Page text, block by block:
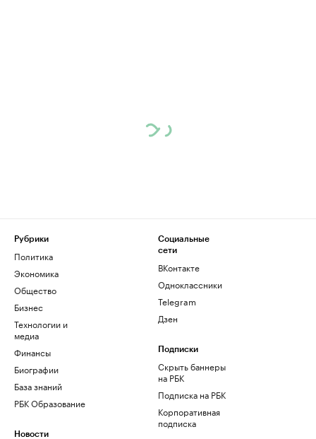
Рубрики
Политика
Экономика
Общество
Бизнес
Технологии и
медиа
Финансы
Биографии
База знаний
РБК Образование
Новости
Социальные
сети
ВКонтакте
Одноклассники
Telegram
Дзен
Подписки
Скрыть баннеры
на РБК
Подписка на РБК
Корпоративная
подписка